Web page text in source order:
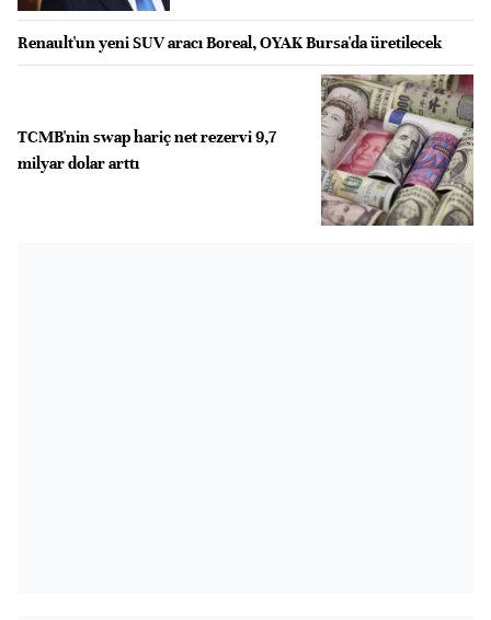
Renault'un yeni SUV aracı Boreal, OYAK Bursa'da üretilecek
TCMB'nin swap hariç net rezervi 9,7
milyar dolar arttı